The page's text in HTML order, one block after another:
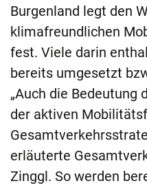
Burgenland legt den
klimafreundlichen
fest. Viele darin
bereits umgesetzt
„Auch die Bedeutung
der aktiven
erläuterte
Zinggl. So werden